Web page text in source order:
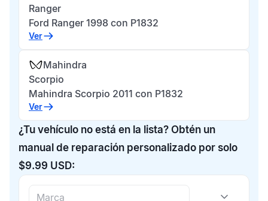
Ranger
Ford Ranger 1998 con P1832
Ver
Mahindra
Scorpio
Mahindra Scorpio 2011 con P1832
Ver
¿Tu vehículo no está en la lista? Obtén un
manual de reparación personalizado por solo
$9.99 USD: